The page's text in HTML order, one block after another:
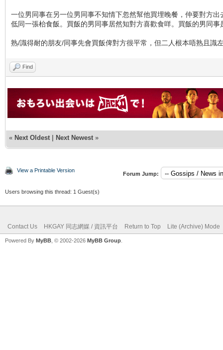
一位男同事在另一位男同事不知情下忽然幫他買埋晚餐，仲要對方
低同一張枱食飯。買飯的男同事居然知對方喜歡食咩。買飯的男同事
熟/識得耐的朋友/同事先會買飯俾對方很平常，但二人根本唔熟且
Find
« Next Oldest | Next Newest »
View a Printable Version
Forum Jump:
Users browsing this thread: 1 Guest(s)
Contact Us HKGAY 同志網媒 / 資訊平台 Return to Top Lite (Archive) Mode
Powered By MyBB , © 2002-2026 MyBB Group